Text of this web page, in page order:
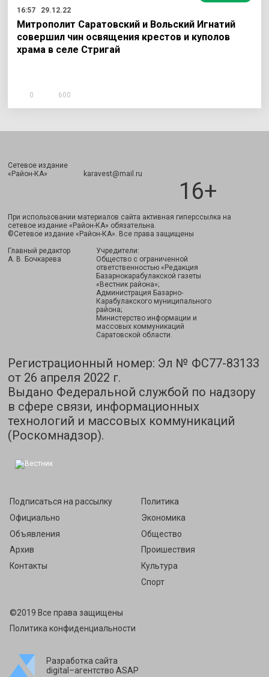
16:57
29.12.22
Митрополит Саратовский и Вольский Игнатий
совершил чин освящения крестов и куполов
храма в селе Стригай
0 600
Сетевое издание
«Район-КА» karavest@mail.ru
16+
При использовании материалов сайта активная гиперссылка на
сетевое издание «Район-КА» обязательна.
©Сетевое издание «Район-КА». Все права защищены
Главный редактор
А. В. Бочкарева
Учредители:
Общество с ограниченной
ответственностью «Редакция
Базарнокарабулакской газеты
«Вестник района»;
Администрация Базарно-
Карабулакского муниципального
района;
Министерство информации и
массовых коммуникаций
Саратовской области.
Регистрационный номер: Эл № ФС77-83133
от 26 апреля 2022 г.
Выдано Федеральной службой по надзору
в сфере связи, информационных
технологий и массовых коммуникаций
(Роскомнадзор).
Подписаться на рассылку
Официально
Объявления
Архив
Контакты
Политика
Экономика
Общество
Проишествия
Культура
Спорт
©2019 Все права защищены
Политика конфиденциальности
Разработка сайта
digital–агентство ASAP
Подписаться